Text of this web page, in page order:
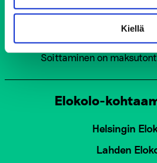
Kiellä
Puh. 0800
Avoinna 24/7 vuoden
Soittaminen on
Elokolo-
Helsingin
Lahden